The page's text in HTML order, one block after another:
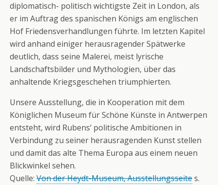
diplomatisch- politisch wichtigste Zeit in London, als
er im Auftrag des spanischen Königs am englischen
Hof Friedensverhandlungen führte. Im letzten Kapitel
wird anhand einiger herausragender Spätwerke
deutlich, dass seine Malerei, meist lyrische
Landschaftsbilder und Mythologien, über das
anhaltende Kriegsgeschehen triumphierten.
Unsere Ausstellung, die in Kooperation mit dem
Königlichen Museum für Schöne Künste in Antwerpen
entsteht, wird Rubens‘ politische Ambitionen in
Verbindung zu seiner herausragenden Kunst stellen
und damit das alte Thema Europa aus einem neuen
Blickwinkel sehen.
Quelle: Von der Heydt-Museum, Ausstellungsseites.